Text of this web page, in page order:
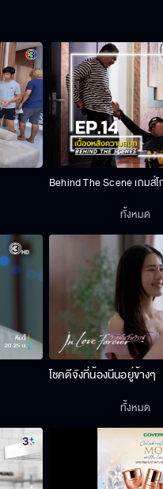
Behind The Scene เกมส์
โชคดีจังที่น้องนีนอยู่ข้างๆ
ทั้งหมด
ทั้งหมด